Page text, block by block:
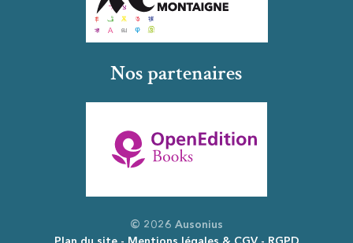
Nos partenaires
© 2026 Ausonius